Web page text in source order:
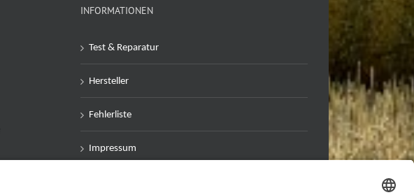
INFORMATIONEN
Test & Reparatur
Hersteller
Fehlerliste
Impressum